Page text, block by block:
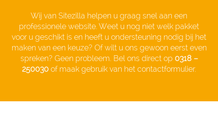
Wij van Sitezilla helpen u graag snel aan een
professionele website. Weet u nog niet welk pakket
voor u geschikt is en heeft u ondersteuning nodig bij het
maken van een keuze? Of wilt u ons gewoon eerst even
spreken? Geen probleem. Bel ons direct op 0318 –
250030 of maak gebruik van het contactformulier.